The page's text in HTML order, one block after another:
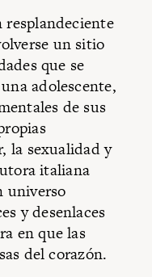
resplandeciente
un sitio
que se
adolescente,
de sus
la sexualidad y
italiana
universo
y desenlaces
en que las
del corazón.